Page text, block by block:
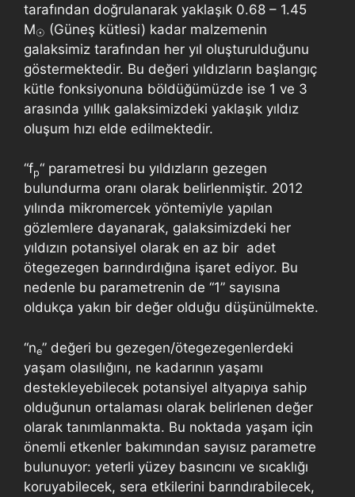
tarafından doğrulanarak yaklaşık 0.68 – 1.45
M☉ (Güneş kütlesi) kadar malzemenin
galaksimiz tarafından her yıl oluşturulduğunu
göstermektedir. Bu değeri yıldızların başlangıç
kütle fonksiyonuna böldüğümüzde ise 1 ve 3
arasında yıllık galaksimizdeki yaklaşık yıldız
oluşum hızı elde edilmektedir.
“fp“ parametresi bu yıldızların gezegen
bulundurma oranı olarak belirlenmiştir. 2012
yılında mikromercek yöntemiyle yapılan
gözlemlere dayanarak, galaksimizdeki her
yıldızın potansiyel olarak en az bir adet
ötegezegen barındırdığına işaret ediyor. Bu
nedenle bu parametrenin de “1” sayısına
oldukça yakın bir değer olduğu düşünülmekte.
“ne” değeri bu gezegen/ötegezegenlerdeki
yaşam olasılığını, ne kadarının yaşamı
destekleyebilecek potansiyel altyapıya sahip
olduğunun ortalaması olarak belirlenen değer
olarak tanımlanmakta. Bu noktada yaşam için
önemli etkenler bakımından sayısız parametre
bulunuyor: yeterli yüzey basıncını ve sıcaklığı
koruyabilecek, sera etkilerini barındırabilecek,